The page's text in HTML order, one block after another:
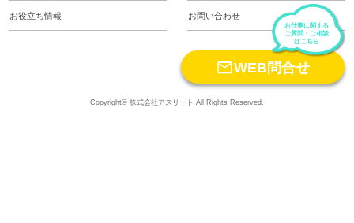
お役立ち情報 お問い合わせ
お仕事に関する
ご質問・ご相談
はこちら
WEB問合せ
Copyright© 株式会社アスリート All Rights Reserved.